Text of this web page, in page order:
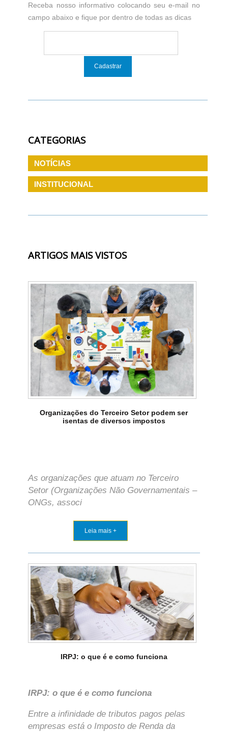
Receba nosso informativo colocando seu e-mail no
campo abaixo e fique por dentro de todas as dicas
CATEGORIAS
NOTÍCIAS
INSTITUCIONAL
ARTIGOS MAIS VISTOS
Organizações do Terceiro Setor podem ser
isentas de diversos impostos
As organizações que atuam no Terceiro
Setor (Organizações Não Governamentais –
ONGs, associ
Leia mais +
IRPJ: o que é e como funciona
IRPJ: o que é e como funciona
Entre a infinidade de tributos pagos pelas
empresas está o Imposto de Renda da